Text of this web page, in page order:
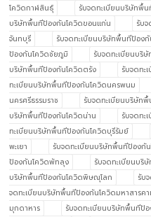
โควิดกาฬสินธุ์
รับจดทะเบียนบริษัทพื้
บริษัทพื้นทีป้องกันโควิดขอนแก่น
รับ
จันทบุรี
รับจดทะเบียนบริษัทพื้นทีป้อง
ป้องกันโควิดชัยภูมิ
รับจดทะเบียนบริ
บริษัทพื้นทีป้องกันโควิดตรัง
รับจดทะ
ทะเบียนบริษัทพื้นทีป้องกันโควิดนครพนม
นครศรีธรรมราช
รับจดทะเบียนบริษัท
บริษัทพื้นทีป้องกันโควิดน่าน
รับจดทะ
ทะเบียนบริษัทพื้นทีป้องกันโควิดบุรีรัมย์
พะเยา
รับจดทะเบียนบริษัทพื้นทีป้องกั
ป้องกันโควิดพัทลุง
รับจดทะเบียนบริ
บริษัทพื้นทีป้องกันโควิดพิษณุโลก
รับ
จดทะเบียนบริษัทพื้นทีป้องกันโควิดมหาสารคา
มุกดาหาร
รับจดทะเบียนบริษัทพื้นทีป้อ